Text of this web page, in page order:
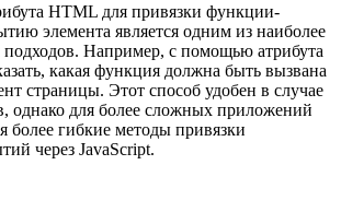
HTML для привязки функции-
элемента является одним из наиболее
подходов. Например, с помощью атрибута
какая функция должна быть вызвана
страницы. Этот способ удобен в случае
однако для более сложных приложений
более гибкие методы привязки
через JavaScript.